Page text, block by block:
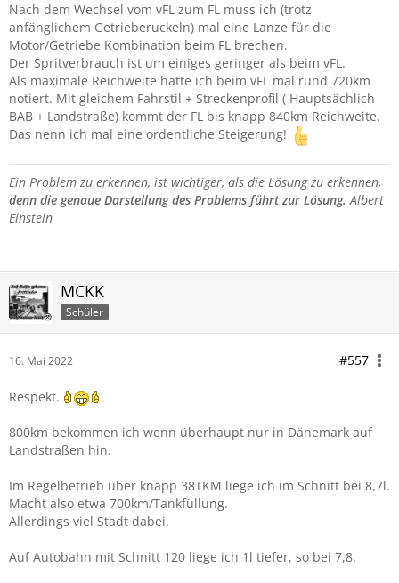
Nach dem Wechsel vom vFL zum FL muss ich (trotz
anfänglichem Getrieberuckeln) mal eine Lanze für die
Motor/Getriebe Kombination beim FL brechen.
Der Spritverbrauch ist um einiges geringer als beim vFL.
Als maximale Reichweite hatte ich beim vFL mal rund 720km
notiert. Mit gleichem Fahrstil + Streckenprofil ( Hauptsächlich
BAB + Landstraße) kommt der FL bis knapp 840km Reichweite.
Das nenn ich mal eine ordentliche Steigerung!
Ein Problem zu erkennen, ist wichtiger, als die Lösung zu erkennen,
denn die genaue Darstellung des Problems führt zur Lösung. Albert
Einstein
MCKK
Schüler
16. Mai 2022 #557
Respekt.
800km bekommen ich wenn überhaupt nur in Dänemark auf
Landstraßen hin.
Im Regelbetrieb über knapp 38TKM liege ich im Schnitt bei 8,7l.
Macht also etwa 700km/Tankfüllung.
Allerdings viel Stadt dabei.
Auf Autobahn mit Schnitt 120 liege ich 1l tiefer, so bei 7,8.